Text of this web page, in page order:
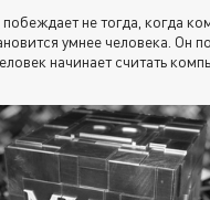
не тогда, когда
умнее человека. Он
начинает считать